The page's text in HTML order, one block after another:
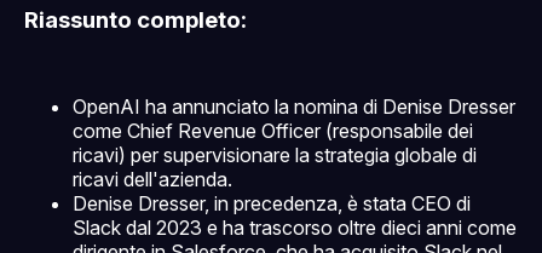
Riassunto completo:
OpenAI ha annunciato la nomina di Denise Dresser
come Chief Revenue Officer (responsabile dei
ricavi) per supervisionare la strategia globale di
ricavi dell'azienda.
Denise Dresser, in precedenza, è stata CEO di
Slack dal 2023 e ha trascorso oltre dieci anni come